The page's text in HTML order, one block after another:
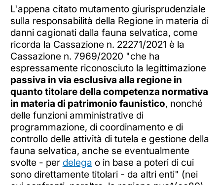
L'appena citato mutamento giurisprudenziale
sulla responsabilità della Regione in materia di
danni cagionati dalla fauna selvatica, come
ricorda la Cassazione n. 22271/2021 è la
Cassazione n. 7969/2020 "che ha
espressamente riconosciuto la legittimazione
passiva in via esclusiva alla regione in
quanto titolare della competenza normativa
in materia di patrimonio faunistico, nonché
delle funzioni amministrative di
programmazione, di coordinamento e di
controllo delle attività di tutela e gestione della
fauna selvatica, anche se eventualmente
svolte - per delega o in base a poteri di cui
sono direttamente titolari - da altri enti" (nei